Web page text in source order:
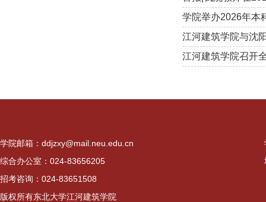
学院举办2026年本
江河建筑学院与沈
江河建筑学院召开
学院邮箱：ddjzxy@mail.neu.edu.cn
综合办公室：024-83656205
招考咨询：024-83651508
版权所有东北大学江河建筑学院